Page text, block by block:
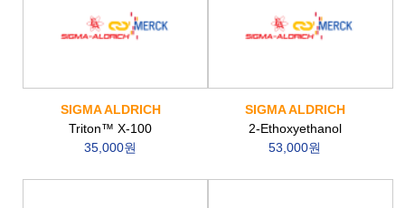
SIGMA ALDRICH
Triton™ X-100
35,000원
SIGMA ALDRICH
2-Ethoxyethanol
53,000원